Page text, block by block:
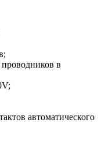
в
автоматического